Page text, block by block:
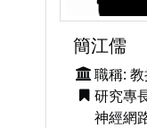
簡江儒
職稱:
研究專
神經網